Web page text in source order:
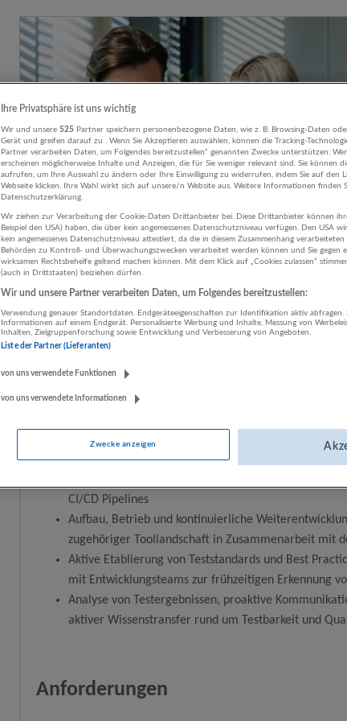
Ihre Privatsphäre ist uns wichtig
Wir und unsere525 Partner speichern personenbezogene Daten, wie z. B. Browsing-Daten
Gerät und greifen darauf zu . Wenn Sie Akzeptieren auswählen, können die Tracking-
Partner verarbeiten Daten, um Folgendes bereitzustellen“ genannten Zwecke unterstützen.
erscheinen möglicherweise Inhalte und Anzeigen, die für Sie weniger relevant sind. Sie können
aufrufen, um Ihre Auswahl zu ändern oder Ihre Einwilligung zu widerrufen, indem Sie auf den
Webseite klicken. Ihre Wahl wirkt sich auf unsere/n Website aus. Weitere Informationen finden
Datenschutzerklärung.
Wir ziehen zur Verarbeitung der Cookie-Daten Drittanbieter bei. Diese Drittanbieter können
Beispiel den USA) haben, die über kein angemessenes Datenschutzniveau verfügen. Den USA
kein angemessenes Datenschutzniveau attestiert, da die in diesem Zusammenhang
Behörden zu Kontroll- und Überwachungszwecken verarbeitet werden können und Sie gegen
wirksamen Rechtsbehelfe geltend machen können. Mit dem Klick auf „Cookies zulassen“
(auch in Drittstaaten) beiziehen dürfen.
Wir und unsere Partner verarbeiten Daten, um Folgendes bereitzustellen:
Verwendung genauer Standortdaten. Endgeräteeigenschaften zur Identifikation aktiv
Informationen auf einem Endgerät. Personalisierte Werbung und Inhalte, Messung von
Inhalten, Zielgruppenforschung sowie Entwicklung und Verbesserung von Angeboten.
Liste der Partner (Lieferanten)
von uns verwendete Funktionen
von uns verwendete Informationen
Zwecke anzeigen